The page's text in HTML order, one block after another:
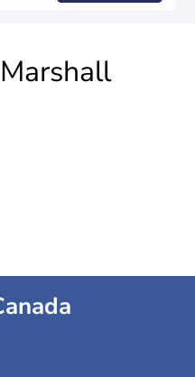
Marshall